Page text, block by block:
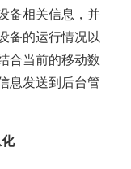
备相关信息，并
备的运行情况以
合当前的移动数
息发送到后台管